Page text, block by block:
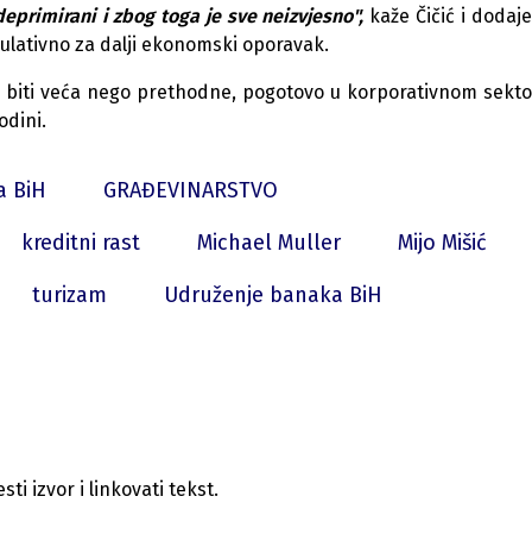
i zbog toga je sve neizvjesno", kaže Čičić i
ulativno za dalji ekonomski oporavak.
veća nego prethodne, pogotovou korporativnom
BiH
GRAĐEVINARSTVO
kreditni rast Michael Muller
Mijo Mišić
turizam
Udruženje banaka BiH
izvor i linkovati tekst.